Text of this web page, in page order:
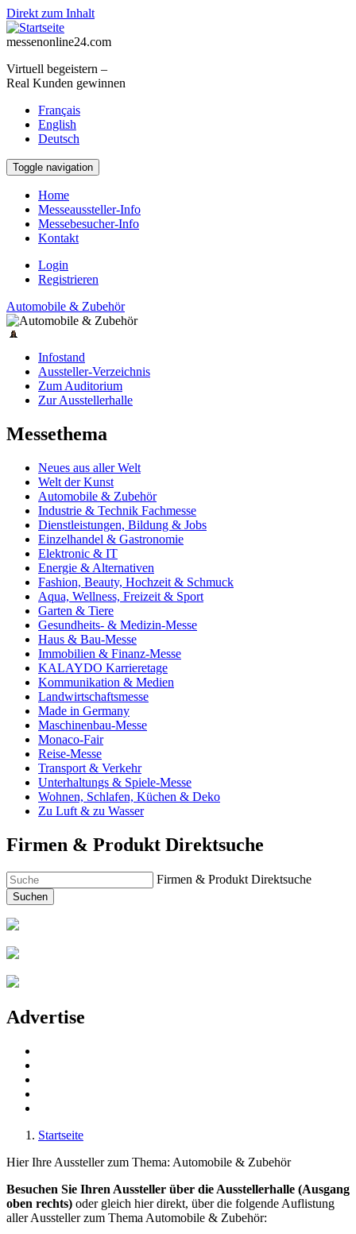
Direkt zum Inhalt
messenonline24.com
Virtuell begeistern –
Real Kunden gewinnen
Français
English
Deutsch
Toggle navigation
Home
Messeaussteller-Info
Messebesucher-Info
Kontakt
Login
Registrieren
Automobile & Zubehör
Infostand
Aussteller-Verzeichnis
Zum Auditorium
Zur Ausstellerhalle
Messethema
Neues aus aller Welt
Welt der Kunst
Automobile & Zubehör
Industrie & Technik Fachmesse
Dienstleistungen, Bildung & Jobs
Einzelhandel & Gastronomie
Elektronic & IT
Energie & Alternativen
Fashion, Beauty, Hochzeit & Schmuck
Aqua, Wellness, Freizeit & Sport
Garten & Tiere
Gesundheits- & Medizin-Messe
Haus & Bau-Messe
Immobilien & Finanz-Messe
KALAYDO Karrieretage
Kommunikation & Medien
Landwirtschaftsmesse
Made in Germany
Maschinenbau-Messe
Monaco-Fair
Reise-Messe
Transport & Verkehr
Unterhaltungs & Spiele-Messe
Wohnen, Schlafen, Küchen & Deko
Zu Luft & zu Wasser
Firmen & Produkt Direktsuche
Firmen & Produkt Direktsuche
Suchen
Advertise
Startseite
Hier Ihre Aussteller zum Thema: Automobile & Zubehör
Besuchen Sie Ihren Aussteller über die Ausstellerhalle (Ausgang
oben rechts) oder gleich hier direkt, über die folgende Auflistung
aller Aussteller zum Thema Automobile & Zubehör: